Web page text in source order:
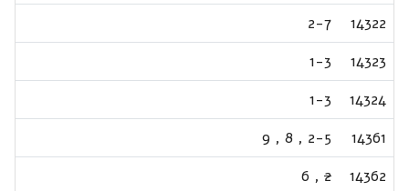
14322
2-7
14323
1-3
14324
1-3
14361
2-5
,
8
,
9
14362
2
,
6